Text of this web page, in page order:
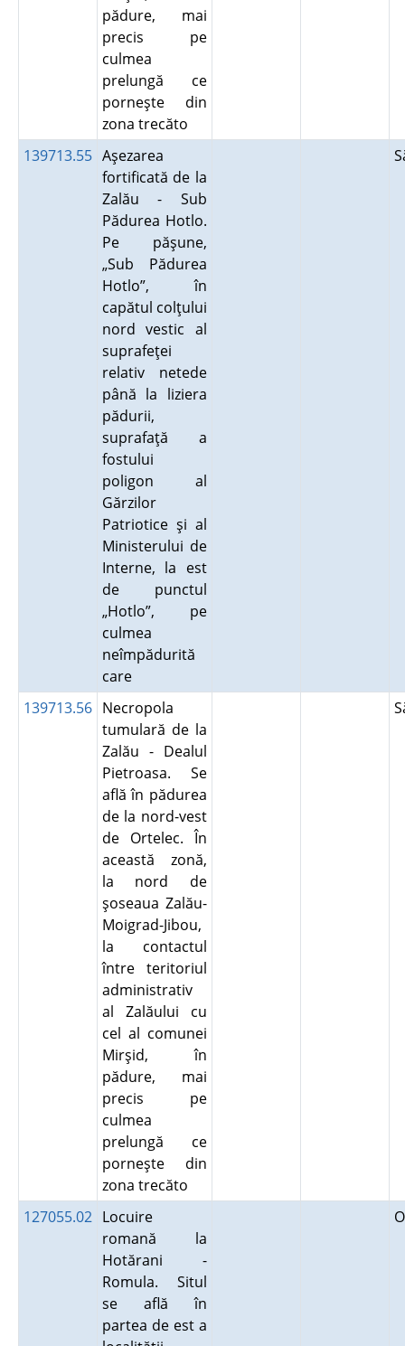
pădure, mai
precis pe
culmea
prelungă ce
porneşte din
zona trecăto
139713.55 Aşezarea
fortificată de la
Zalău - Sub
Pădurea Hotlo.
Pe păşune,
„Sub Pădurea
Hotlo”, în
capătul colţului
nord vestic al
suprafeţei
relativ netede
până la liziera
pădurii,
suprafaţă a
fostului
poligon al
Gărzilor
Patriotice şi al
Ministerului de
Interne, la est
de punctul
„Hotlo”, pe
culmea
neîmpădurită
care
139713.56 Necropola
tumulară de la
Zalău - Dealul
Pietroasa. Se
află în pădurea
de la nord-vest
de Ortelec. În
această zonă,
la nord de
şoseaua Zalău-
Moigrad-Jibou,
la contactul
între teritoriul
administrativ
al Zalăului cu
cel al comunei
Mirşid, în
pădure, mai
precis pe
culmea
prelungă ce
porneşte din
zona trecăto
127055.02 Locuire
romană la
Hotărani -
Romula. Situl
se află în
partea de est a